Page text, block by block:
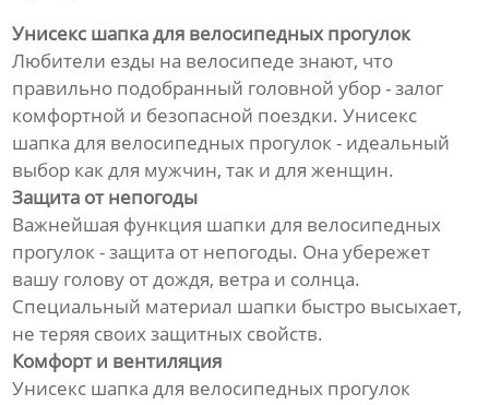
Унисекс шапка для велосипедных прогулок
Любители езды на велосипеде знают, что
правильно подобранный головной убор - залог
комфортной и безопасной поездки. Унисекс
шапка для велосипедных прогулок - идеальный
выбор как для мужчин, так и для женщин.
Защита от непогоды
Важнейшая функция шапки для велосипедных
прогулок - защита от непогоды. Она убережет
вашу голову от дождя, ветра и солнца.
Специальный материал шапки быстро высыхает,
не теряя своих защитных свойств.
Комфорт и вентиляция
Унисекс шапка для велосипедных прогулок